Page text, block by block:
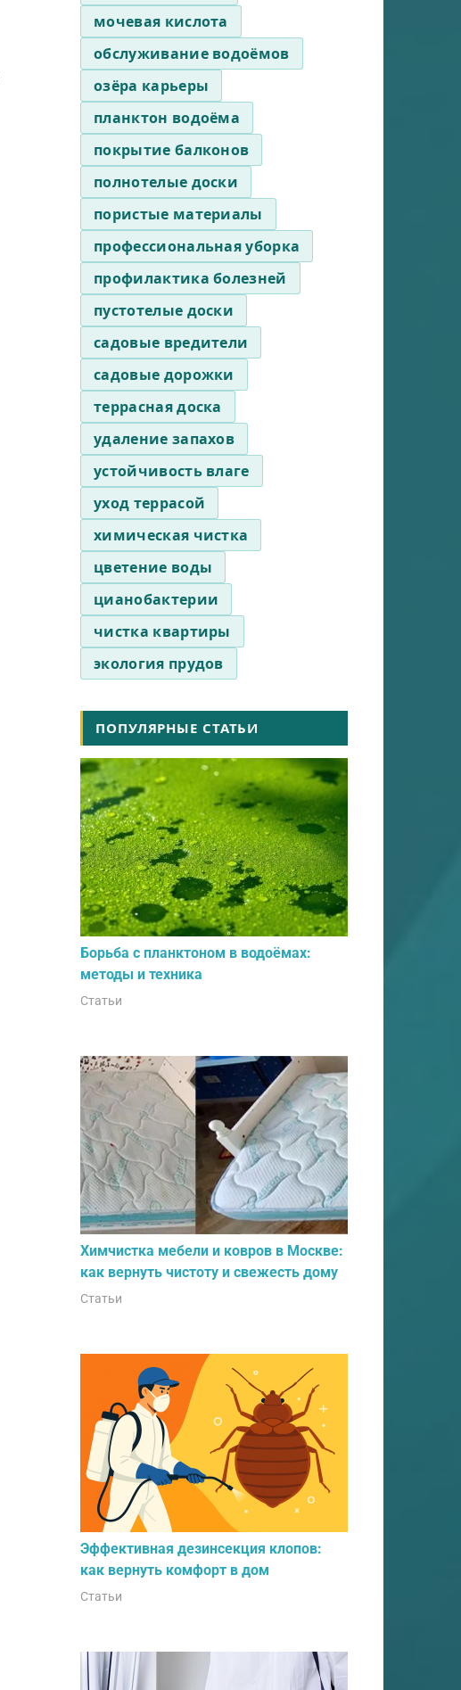
мочевая кислота
обслуживание водоёмов
озёра карьеры
планктон водоёма
покрытие балконов
полнотелые доски
пористые материалы
профессиональная уборка
профилактика болезней
пустотелые доски
садовые вредители
садовые дорожки
террасная доска
удаление запахов
устойчивость влаге
уход террасой
химическая чистка
цветение воды
цианобактерии
чистка квартиры
экология прудов
ПОПУЛЯРНЫЕ СТАТЬИ
Борьба с планктоном в водоёмах:
методы и техника
Статьи
Химчистка мебели и ковров в Москве:
как вернуть чистоту и свежесть дому
Статьи
Эффективная дезинсекция клопов:
как вернуть комфорт в дом
Статьи